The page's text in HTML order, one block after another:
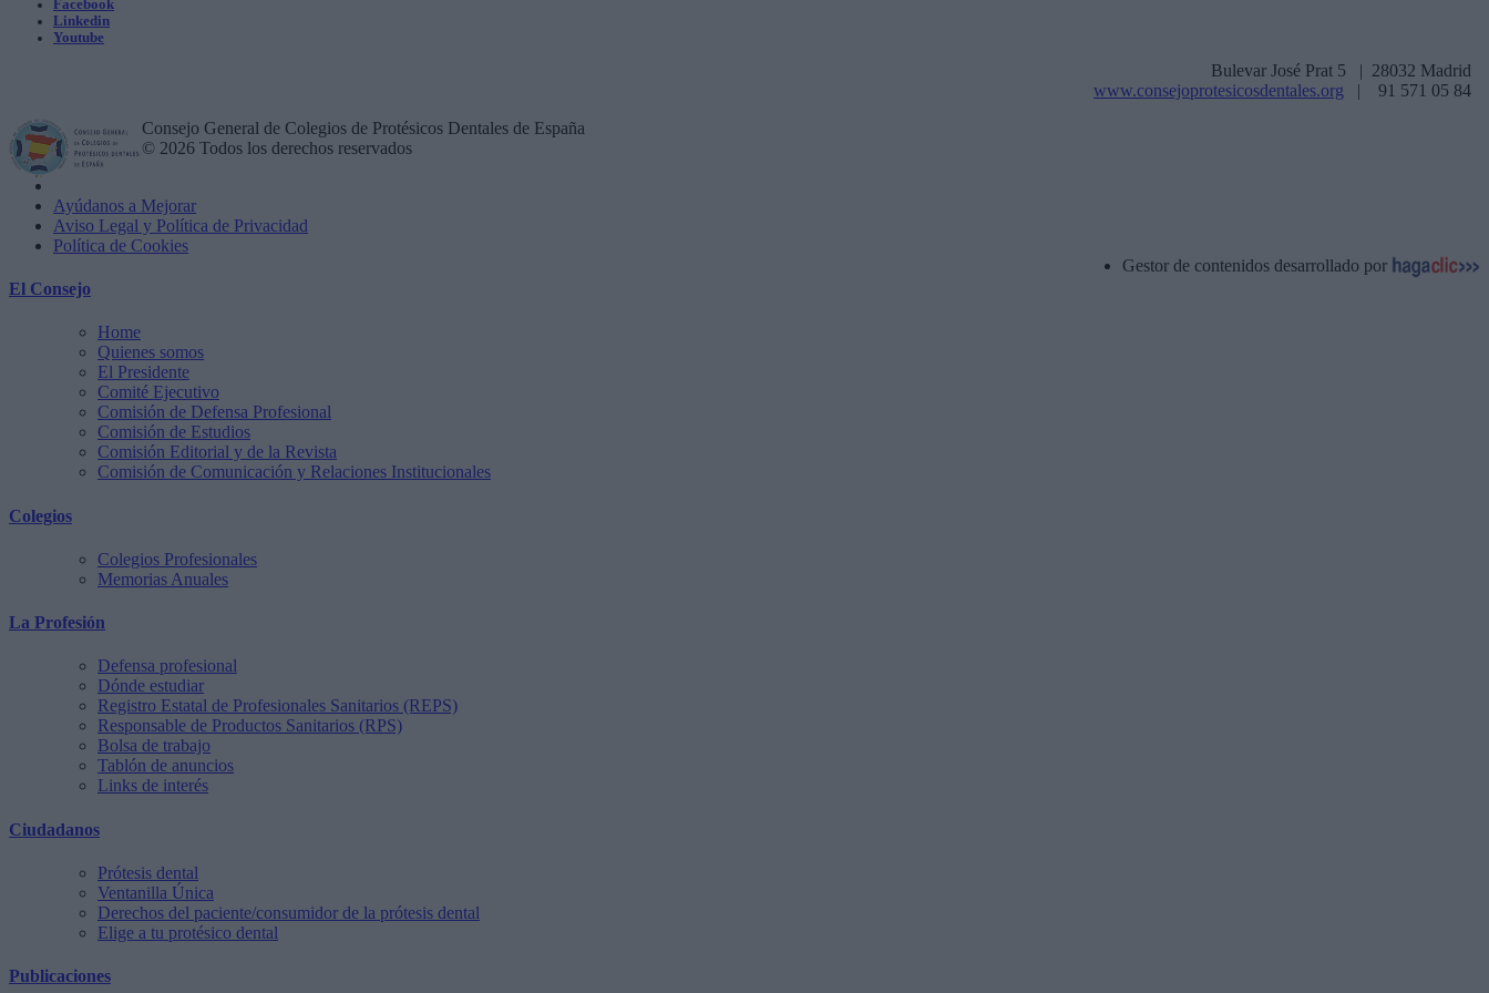
Facebook
Linkedin
Youtube
Bulevar José Prat 5 | 28032 Madrid
www.consejoprotesicosdentales.org | 91 571 05 84
Consejo General de Colegios de Protésicos Dentales de España
© 2026 Todos los derechos reservados
Ayúdanos a Mejorar
Aviso Legal y Política de Privacidad
Política de Cookies
Gestor de contenidos desarrollado por
El Consejo
Home
Quienes somos
El Presidente
Comité Ejecutivo
Comisión de Defensa Profesional
Comisión de Estudios
Comisión Editorial y de la Revista
Comisión de Comunicación y Relaciones Institucionales
Colegios
Colegios Profesionales
Memorias Anuales
La Profesión
Defensa profesional
Dónde estudiar
Registro Estatal de Profesionales Sanitarios (REPS)
Responsable de Productos Sanitarios (RPS)
Bolsa de trabajo
Tablón de anuncios
Links de interés
Ciudadanos
Prótesis dental
Ventanilla Única
Derechos del paciente/consumidor de la prótesis dental
Elige a tu protésico dental
Publicaciones